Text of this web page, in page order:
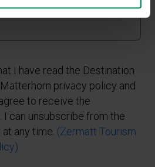
I have read the Destination
privacy policy and
to receive the
I can unsubscribe from the
any time. (Zermatt Tourism